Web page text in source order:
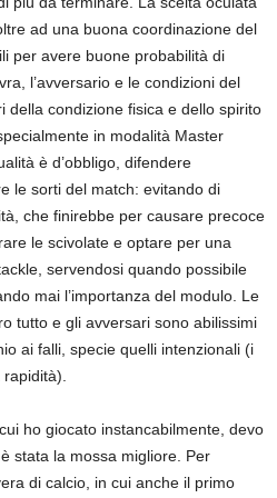
ad una buona coordinazione del
per avere buone probabilità di
l’avversario e le condizioni del
della condizione fisica e dello spirito
in modalità Master
è d’obbligo, difendere
le sorti del match: evitando di
che finirebbe per causare precoce
le scivolate e optare per una
servendosi quando possibile
mai l’importanza del modulo. Le
tutto e gli avversari sono abilissimi
ai falli, specie quelli intenzionali (i
ho giocato instancabilmente, devo
stata la mossa migliore. Per
di calcio, in cui anche il primo